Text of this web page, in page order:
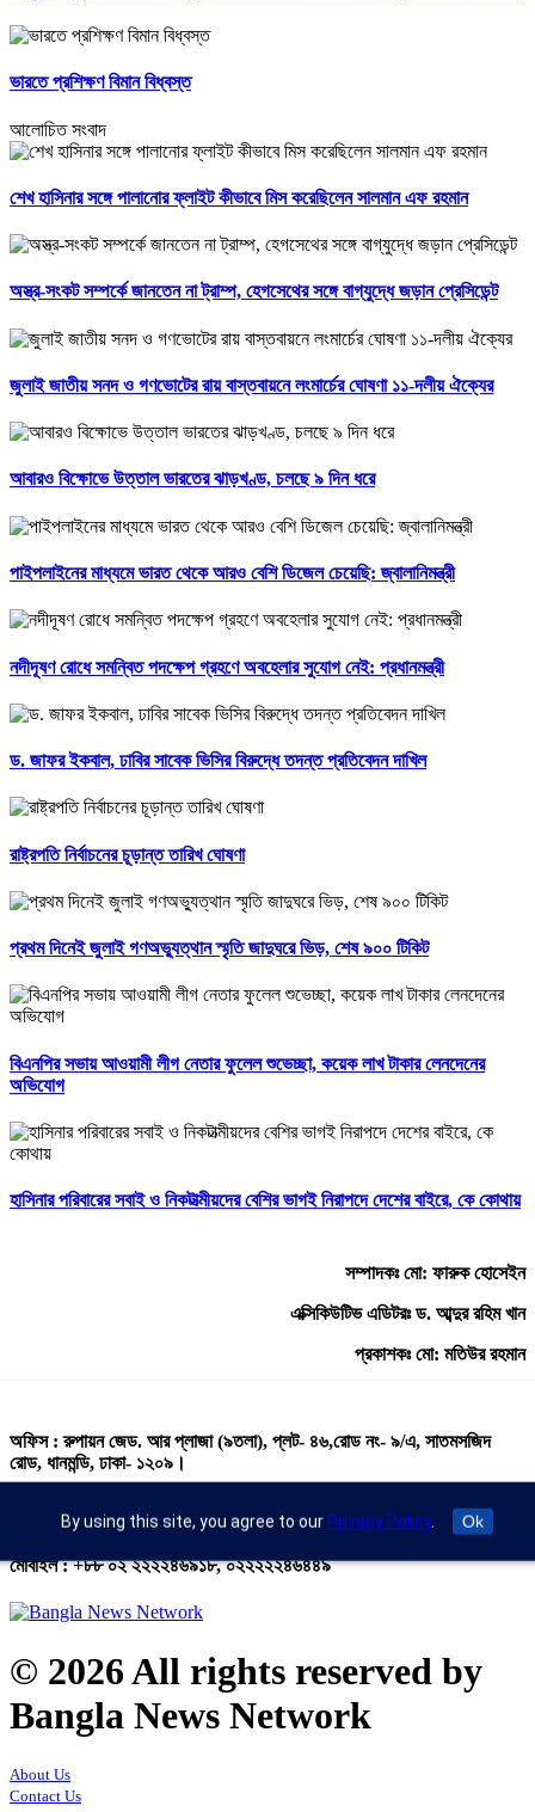
ভারতে প্রশিক্ষণ বিমান বিধ্বস্ত
আলোচিত সংবাদ
শেখ হাসিনার সঙ্গে পালানোর ফ্লাইট কীভাবে মিস করেছিলেন সালমান এফ রহমান
অস্ত্র-সংকট সম্পর্কে জানতেন না ট্রাম্প, হেগসেথের সঙ্গে বাগ্‌যুদ্ধে জড়ান প্রেসিডেন্ট
জুলাই জাতীয় সনদ ও গণভোটের রায় বাস্তবায়নে লংমার্চের ঘোষণা ১১-দলীয় ঐক্যের
আবারও বিক্ষোভে উত্তাল ভারতের ঝাড়খণ্ড, চলছে ৯ দিন ধরে
পাইপলাইনের মাধ্যমে ভারত থেকে আরও বেশি ডিজেল চেয়েছি: জ্বালানিমন্ত্রী
নদীদূষণ রোধে সমন্বিত পদক্ষেপ গ্রহণে অবহেলার সুযোগ নেই: প্রধানমন্ত্রী
ড. জাফর ইকবাল, ঢাবির সাবেক ভিসির বিরুদ্ধে তদন্ত প্রতিবেদন দাখিল
রাষ্ট্রপতি নির্বাচনের চূড়ান্ত তারিখ ঘোষণা
প্রথম দিনেই জুলাই গণঅভ্যুত্থান স্মৃতি জাদুঘরে ভিড়, শেষ ৯০০ টিকিট
বিএনপির সভায় আওয়ামী লীগ নেতার ফুলেল শুভেচ্ছা, কয়েক লাখ টাকার লেনদেনের
অভিযোগ
হাসিনার পরিবারের সবাই ও নিকটাত্মীয়দের বেশির ভাগই নিরাপদে দেশের বাইরে, কে কোথায়
সম্পাদকঃ মো: ফারুক হোসেইন
এক্সিকিউটিভ এডিটরঃ ড. আব্দুর রহিম খান
প্রকাশকঃ মো: মতিউর রহমান
অফিস : রুপায়ন জেড. আর প্লাজা (৯তলা), প্লট- ৪৬,রোড নং- ৯/এ, সাতমসজিদ
রোড, ধানমন্ডি, ঢাকা- ১২০৯।
banglanewsnetwork@gmail.com
মোবাইল : +৮৮ ০২ ২২২২৪৬৯১৮, ০২২২২২৪৬৪৪৯
© 2026 All rights reserved by
Bangla News Network
About Us
Contact Us
By using this site, you agree to our Privacy Policy. Ok